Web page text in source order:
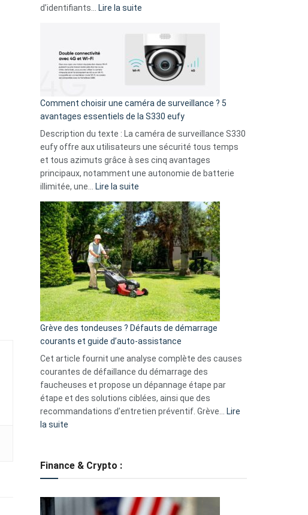
amis
d’identifiants…
Lire la suite
record
La
fuite
16
milliards
données
menace
Facebook,
Telegram
GitHub
Comment choisir une caméra de surveillance ? 5
avantages essentiels de la S330 eufy
Description du texte : La caméra de surveillance S330
eufy offre aux utilisateurs une sécurité tous temps
et tous azimuts grâce à ses cinq avantages
principaux, notamment une autonomie de batterie
illimitée, une…
Lire la suite
choisir
une
caméra
de
surveillance
?
5
avantages
essentiels
de
la
S330
eufy
Grève des tondeuses ? Défauts de démarrage
courants et guide d’auto-assistance
Cet article fournit une analyse complète des causes
courantes de défaillance du démarrage des
faucheuses et propose un dépannage étape par
étape et des solutions ciblées, ainsi que des
recommandations d’entretien préventif. Grève…
Lire
la suite
tondeuses
Finance & Crypto :